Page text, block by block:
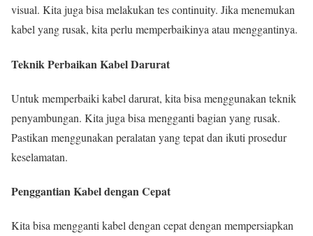
visual. Kita juga bisa melakukan tes continuity. Jika menemukan
kabel yang rusak, kita perlu memperbaikinya atau menggantinya.
Teknik Perbaikan Kabel Darurat
Untuk memperbaiki kabel darurat, kita bisa menggunakan teknik
penyambungan. Kita juga bisa mengganti bagian yang rusak.
Pastikan menggunakan peralatan yang tepat dan ikuti prosedur
keselamatan.
Penggantian Kabel dengan Cepat
Kita bisa mengganti kabel dengan cepat dengan mempersiapkan